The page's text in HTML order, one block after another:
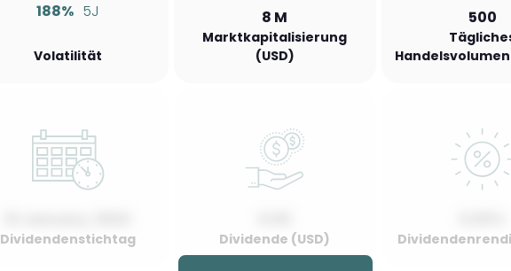
188% 5J
Volatilität
8 M
Marktkapitalisierung
(USD)
500
Dividendenstichtag Dividende (USD)